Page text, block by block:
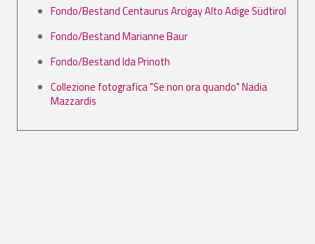
Fondo/Bestand Centaurus Arcigay Alto Adige Südtirol
Fondo/Bestand Marianne Baur
Fondo/Bestand Ida Prinoth
Collezione fotografica "Se non ora quando" Nadia
Mazzardis